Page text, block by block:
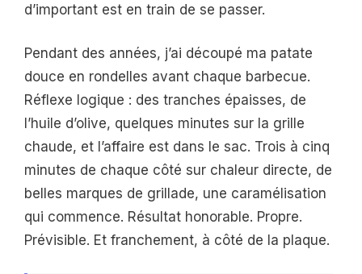
d’important est en train de se passer.
Pendant des années, j’ai découpé ma patate
douce en rondelles avant chaque barbecue.
Réflexe logique : des tranches épaisses, de
l’huile d’olive, quelques minutes sur la grille
chaude, et l’affaire est dans le sac. Trois à cinq
minutes de chaque côté sur chaleur directe, de
belles marques de grillade, une caramélisation
qui commence. Résultat honorable. Propre.
Prévisible. Et franchement, à côté de la plaque.